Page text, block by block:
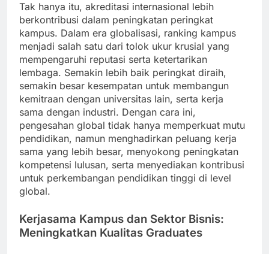
Tak hanya itu, akreditasi internasional lebih
berkontribusi dalam peningkatan peringkat
kampus. Dalam era globalisasi, ranking kampus
menjadi salah satu dari tolok ukur krusial yang
mempengaruhi reputasi serta ketertarikan
lembaga. Semakin lebih baik peringkat diraih,
semakin besar kesempatan untuk membangun
kemitraan dengan universitas lain, serta kerja
sama dengan industri. Dengan cara ini,
pengesahan global tidak hanya memperkuat mutu
pendidikan, namun menghadirkan peluang kerja
sama yang lebih besar, menyokong peningkatan
kompetensi lulusan, serta menyediakan kontribusi
untuk perkembangan pendidikan tinggi di level
global.
Kerjasama Kampus dan Sektor Bisnis:
Meningkatkan Kualitas Graduates